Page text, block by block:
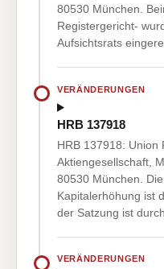
80530 München.
Registergericht-
Aufsichtsrats
VERÄNDERUNGEN
HRB 137918
HRB 137918: Union
Aktiengesellschaft,
80530 München.
Kapitalerhöhung ist
der Satzung ist
VERÄNDERUNGEN